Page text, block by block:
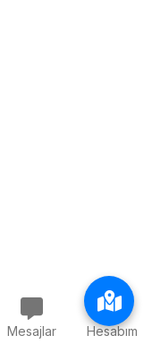
Mesajlar Hesabım